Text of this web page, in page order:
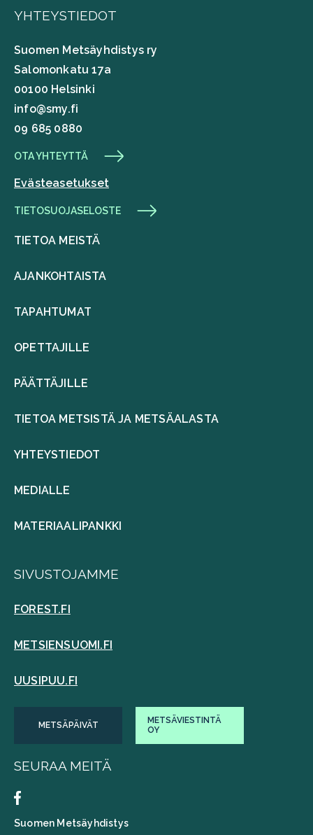
YHTEYSTIEDOT
Suomen Metsäyhdistys ry
Salomonkatu 17a
00100 Helsinki
info@smy.fi
09 685 0880
OTA YHTEYTTÄ
Evästeasetukset
TIETOSUOJASELOSTE
TIETOA MEISTÄ
AJANKOHTAISTA
TAPAHTUMAT
OPETTAJILLE
PÄÄTTÄJILLE
TIETOA METSISTÄ JA METSÄALASTA
YHTEYSTIEDOT
MEDIALLE
MATERIAALIPANKKI
SIVUSTOJAMME
FOREST.FI
METSIENSUOMI.FI
UUSIPUU.FI
METSÄPÄIVÄT
METSÄVIESTINTÄ
OY
SEURAA MEITÄ
Suomen Metsäyhdistys